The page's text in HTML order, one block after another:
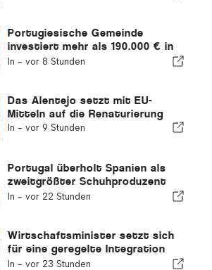
Portugiesische Gemeinde
investiert mehr als 190.000 € in
die Wasserversorgung
In - vor 8 Stunden
Das Alentejo setzt mit EU-
Mitteln auf die Renaturierung
In - vor 9 Stunden
Portugal überholt Spanien als
zweitgrößter Schuhproduzent
Europas
In - vor 22 Stunden
Wirtschaftsminister setzt sich
für eine geregelte Integration
ein und garantiert Einwanderern
In - vor 23 Stunden